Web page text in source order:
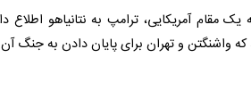
یک مقام آمریکایی، ترامپ به نتانیاهو
واشنگتن و تهران برای پایان دادن به جنگ